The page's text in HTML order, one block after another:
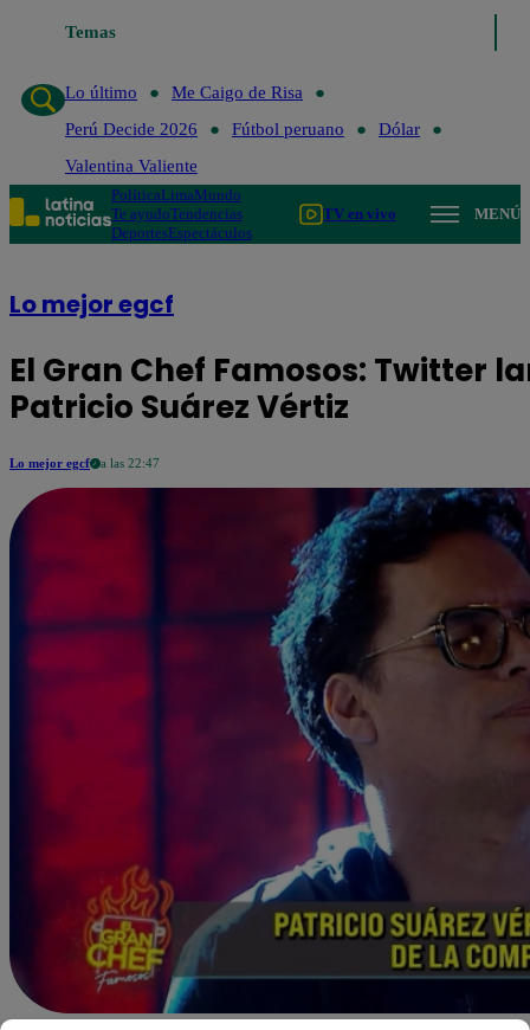
Temas
Lo último
Me Caigo de Risa
Perú Decide 2026
Fútbol peruano
Dólar
Valentina Valiente
PolíticaLimaMundo
Te ayudoTendencias
DeportesEspectáculos
TV en vivo MENÚ
Lo mejor egcf
El Gran Chef Famosos: Twitter
Patricio Suárez Vértiz
Lo mejor egcf a las 22:47